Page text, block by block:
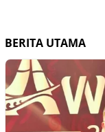
BERITA UTAMA